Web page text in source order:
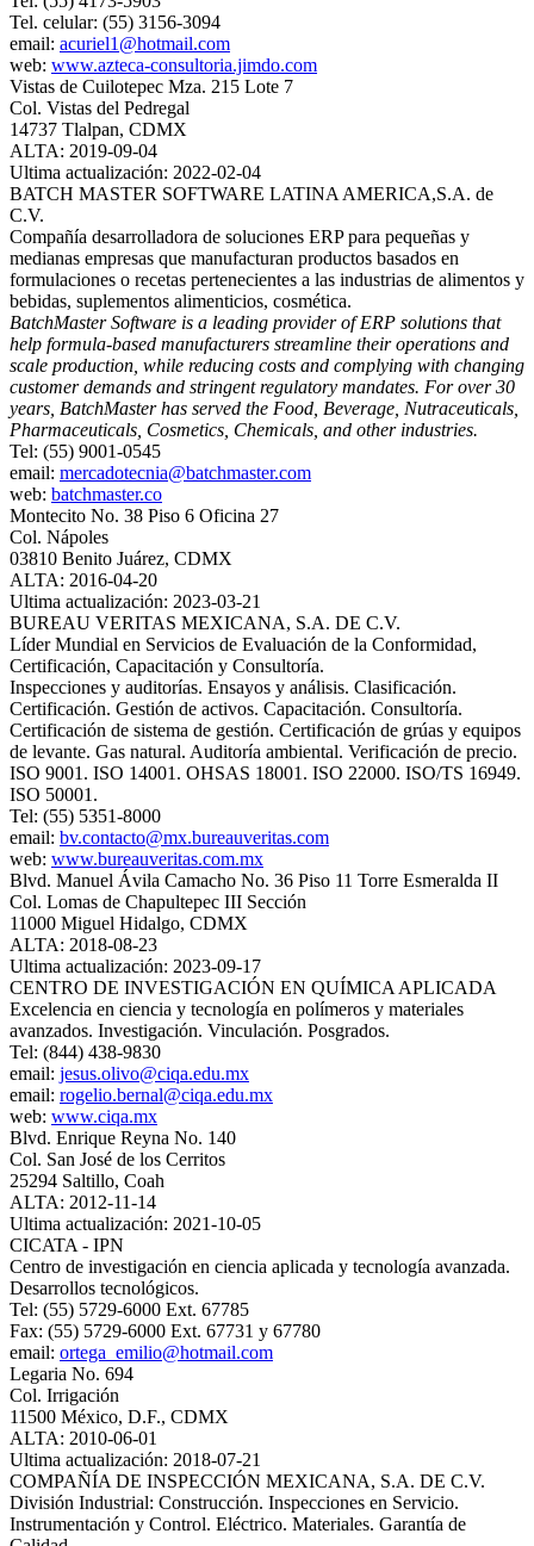
Tel. celular: (55) 3156-3094
email: acuriel1@hotmail.com
web: www.azteca-consultoria.jimdo.com
Vistas de Cuilotepec Mza. 215 Lote 7
Col. Vistas del Pedregal
14737 Tlalpan, CDMX
ALTA: 2019-09-04
Ultima actualización: 2022-02-04
BATCH MASTER SOFTWARE LATINA AMERICA,S.A. de
C.V.
Compañía desarrolladora de soluciones ERP para pequeñas y
medianas empresas que manufacturan productos basados en
formulaciones o recetas pertenecientes a las industrias de alimentos y
bebidas, suplementos alimenticios, cosmética.
BatchMaster Software is a leading provider of ERP solutions that
help formula-based manufacturers streamline their operations and
scale production, while reducing costs and complying with changing
customer demands and stringent regulatory mandates. For over 30
years, BatchMaster has served the Food, Beverage, Nutraceuticals,
Pharmaceuticals, Cosmetics, Chemicals, and other industries.
Tel: (55) 9001-0545
email: mercadotecnia@batchmaster.com
web: batchmaster.co
Montecito No. 38 Piso 6 Oficina 27
Col. Nápoles
03810 Benito Juárez, CDMX
ALTA: 2016-04-20
Ultima actualización: 2023-03-21
BUREAU VERITAS MEXICANA, S.A. DE C.V.
Líder Mundial en Servicios de Evaluación de la Conformidad,
Certificación, Capacitación y Consultoría.
Inspecciones y auditorías. Ensayos y análisis. Clasificación.
Certificación. Gestión de activos. Capacitación. Consultoría.
Certificación de sistema de gestión. Certificación de grúas y equipos
de levante. Gas natural. Auditoría ambiental. Verificación de precio.
ISO 9001. ISO 14001. OHSAS 18001. ISO 22000. ISO/TS 16949.
ISO 50001.
Tel: (55) 5351-8000
email: bv.contacto@mx.bureauveritas.com
web: www.bureauveritas.com.mx
Blvd. Manuel Ávila Camacho No. 36 Piso 11 Torre Esmeralda II
Col. Lomas de Chapultepec III Sección
11000 Miguel Hidalgo, CDMX
ALTA: 2018-08-23
Ultima actualización: 2023-09-17
CENTRO DE INVESTIGACIÓN EN QUÍMICA APLICADA
Excelencia en ciencia y tecnología en polímeros y materiales
avanzados. Investigación. Vinculación. Posgrados.
Tel: (844) 438-9830
email: jesus.olivo@ciqa.edu.mx
email: rogelio.bernal@ciqa.edu.mx
web: www.ciqa.mx
Blvd. Enrique Reyna No. 140
Col. San José de los Cerritos
25294 Saltillo, Coah
ALTA: 2012-11-14
Ultima actualización: 2021-10-05
CICATA - IPN
Centro de investigación en ciencia aplicada y tecnología avanzada.
Desarrollos tecnológicos.
Tel: (55) 5729-6000 Ext. 67785
Fax: (55) 5729-6000 Ext. 67731 y 67780
email: ortega_emilio@hotmail.com
Legaria No. 694
Col. Irrigación
11500 México, D.F., CDMX
ALTA: 2010-06-01
Ultima actualización: 2018-07-21
COMPAÑÍA DE INSPECCIÓN MEXICANA, S.A. DE C.V.
División Industrial: Construcción. Inspecciones en Servicio.
Instrumentación y Control. Eléctrico. Materiales. Garantía de